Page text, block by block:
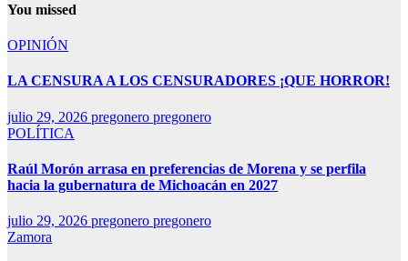
You missed
OPINIÓN
LA CENSURA A LOS CENSURADORES ¡QUE HORROR!
julio 29, 2026 pregonero pregonero
POLÍTICA
Raúl Morón arrasa en preferencias de Morena y se perfila
hacia la gubernatura de Michoacán en 2027
julio 29, 2026 pregonero pregonero
Zamora